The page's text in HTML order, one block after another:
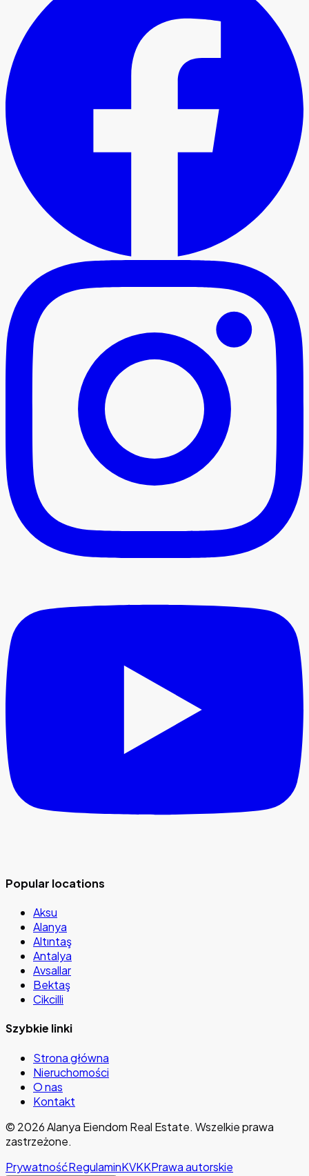
Popular locations
Aksu
Alanya
Altıntaş
Antalya
Avsallar
Bektaş
Cikcilli
Szybkie linki
Strona główna
Nieruchomości
O nas
Kontakt
© 2026Alanya Eiendom Real Estate. Wszelkie prawa
zastrzeżone.
PrywatnośćRegulaminKVKKPrawa autorskie